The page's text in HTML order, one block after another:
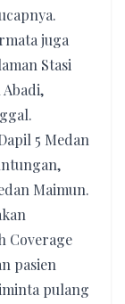
juga
Stasi
5 Medan
Maimun.
Coverage
pasien
pulang